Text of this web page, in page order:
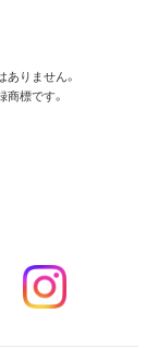
りません。
標です。